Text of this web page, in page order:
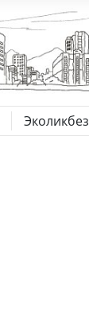
Эколикбез